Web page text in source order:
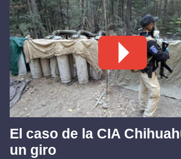
El caso de la CIA
un giro